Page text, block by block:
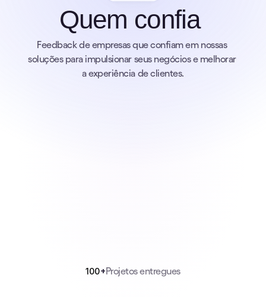
Quem confia
Feedback de empresas que confiam em nossas
soluções para impulsionar seus negócios e melhorar
a experiência de clientes.
100+Projetos entregues